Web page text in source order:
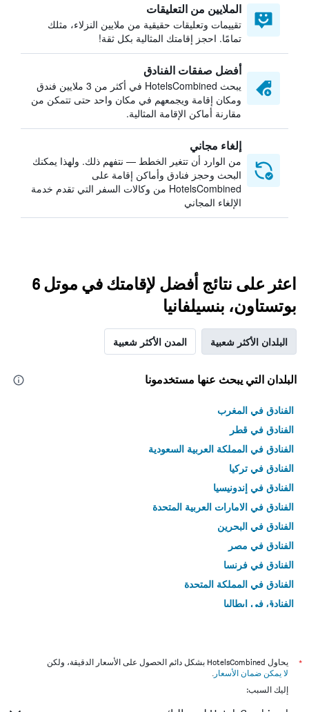
الملايين من التعليقات
تقييمات وتعليقات حقيقية من ملايين النزلاء، مثلك
تمامًا. احجز إقامتك المثالية بكل ثقة!
أفضل صفقات الفنادق
يبحث HotelsCombined في أكثر من 3 ملايين فندق
ومكان إقامة ويجمعهم في مكان واحد حتى تتمكن من
مقارنة أماكن الإقامة المثالية.
إلغاء مجاني
من الوارد أن تتغير الخطط — نتفهم ذلك. ولهذا يمكنك
البحث وحجز فنادق وأماكن إقامة على
HotelsCombined من وكالات السفر التي تقدم خدمة
الإلغاء المجاني
اعثر على نتائج أفضل لإقامتك في موتل 6
بوتستاون، بنسيلفانيا
البلدان الأكثر شعبية المدن الأكثر شعبية
البلدان التي يبحث عنها مستخدمونا
الفنادق في المغرب
الفنادق في قطر
الفنادق في المملكة العربية السعودية
الفنادق في تركيا
الفنادق في إندونيسيا
الفنادق في الامارات العربية المتحدة
الفنادق في البحرين
الفنادق في مصر
الفنادق في فرنسا
الفنادق في المملكة المتحدة
الفنادق في إيطاليا
*
يحاول HotelsCombined بشكل دائم الحصول على الأسعار الدقيقة، ولكن
لا يمكن ضمان الأسعار .
إليك السبب: